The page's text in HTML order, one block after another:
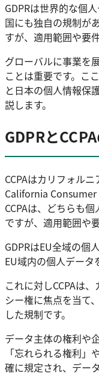
GDPRは世界的な個
国にも独自の規制が
すが、適用範囲や要
グローバルに事業を
ことは重要です。こ
と日本の個人情報保
説します。
GDPRと
CCPAはカリフォル
California Consumer
CCPAは、どちらも
ですが、適用範囲や
GDPRはEU全域の個
EU域内の個人データ
これに対しCCPAは
シー権に焦点を当て
した規制です。
データ主体の権利や
「忘れられる権利
確に規定され、デー